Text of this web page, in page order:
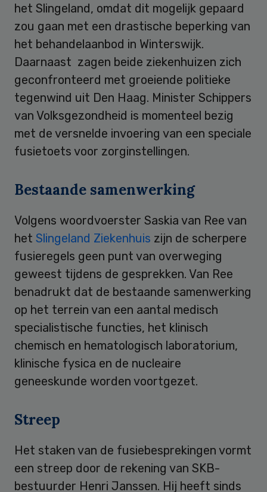
het Slingeland, omdat dit mogelijk gepaard
zou gaan met een drastische beperking van
het behandelaanbod in Winterswijk.
Daarnaast zagen beide ziekenhuizen zich
geconfronteerd met groeiende politieke
tegenwind uit Den Haag. Minister Schippers
van Volksgezondheid is momenteel bezig
met de versnelde invoering van een speciale
fusietoets voor zorginstellingen.
Bestaande samenwerking
Volgens woordvoerster Saskia van Ree van
het Slingeland Ziekenhuis zijn de scherpere
fusieregels geen punt van overweging
geweest tijdens de gesprekken. Van Ree
benadrukt dat de bestaande samenwerking
op het terrein van een aantal medisch
specialistische functies, het klinisch
chemisch en hematologisch laboratorium,
klinische fysica en de nucleaire
geneeskunde worden voortgezet.
Streep
Het staken van de fusiebesprekingen vormt
een streep door de rekening van SKB-
bestuurder Henri Janssen. Hij heeft sinds